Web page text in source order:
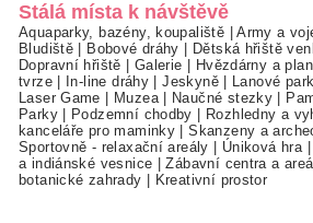
Stálá místa k návštěvě
Aquaparky, bazény, koupaliště |Army a
Bludiště
Bobové dráhy Dětská hřiště
Dopravní hřiště
Galerie Hvězdárny a
tvrze| In-line dráhy |Jeskyně| Lanové
Laser Game
Muzea| Naučné stezky
Parky| Podzemní chodby Rozhledny a
kanceláře pro maminky |Skanzeny a
Sportovně - relaxační areály
Úniková hra
a indiánské vesnice |Zábavní centra a
botanické zahrady
Kreativní prostor